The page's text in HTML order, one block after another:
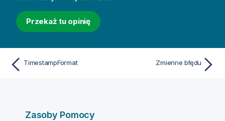
Przekaż tu opinię
TimestampFormat Zmienne błędu
Zasoby Pomocy